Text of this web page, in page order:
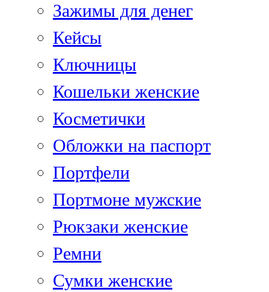
Зажимы для денег
Кейсы
Ключницы
Кошельки женские
Косметички
Обложки на паспорт
Портфели
Портмоне мужские
Рюкзаки женские
Ремни
Сумки женские